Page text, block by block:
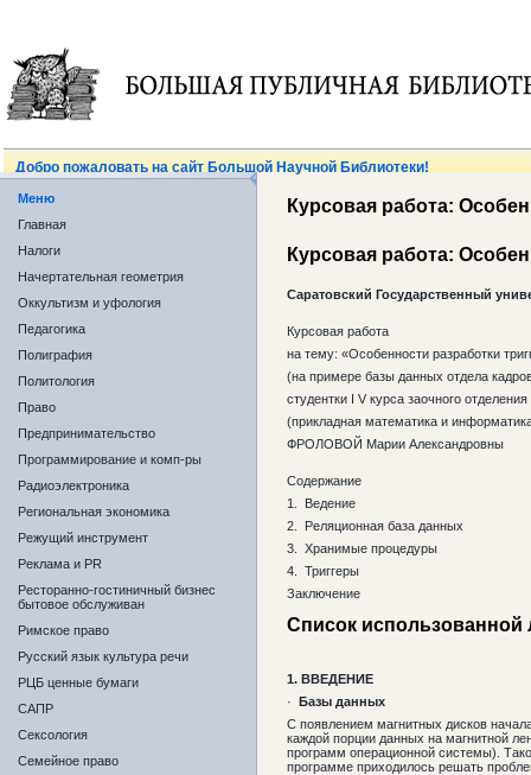
Добро пожаловать на сайт Большой Научной Библиотеки!
Меню
Главная
Налоги
Начертательная геометрия
Оккультизм и уфология
Педагогика
Полиграфия
Политология
Право
Предпринимательство
Программирование и комп-ры
Радиоэлектроника
Региональная экономика
Режущий инструмент
Реклама и PR
Ресторанно-гостиничный бизнес
бытовое обслуживан
Римское право
Русский язык культура речи
РЦБ ценные бумаги
САПР
Сексология
Семейное право
Курсовая работа:
Курсовая работа:
Саратовский Государственный
Курсовая работа
на тему: «Особенности разработки
(на примере базы данных отдела
студентки I V курса заочного
(прикладная математика и
ФРОЛОВОЙ Марии Александровны
Содержание
1. Ведение
2. Реляционная база данных
3. Хранимые процедуры
4. Триггеры
Заключение
Список использованной
1. ВВЕДЕНИЕ
· Базы данных
С появлением магнитных дисков
каждой порции данных на магнитной
программ операционной системы).
программе приходилось решать